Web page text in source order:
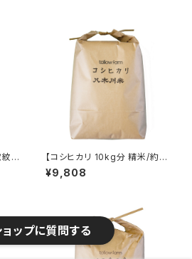
ョップに質問する
し
(寝
有
１
芽玄米・酵素(寝かせ)玄米・発酵
玄米 用にも 有機JAS 以上の拘
り 低温保存 １０キロ
命
(寝
有
１
【コシヒカリ 10kg分 精米/約9k
g】蛇紋岩 特別栽培米 八木川米
2025年産 令和７年産 令和七年
ほぼ無農薬の減農薬(低農薬)
天日干し に近い乾燥 有機JAS
以上の拘り 白米 低温保存 １０
キロ
¥9,808